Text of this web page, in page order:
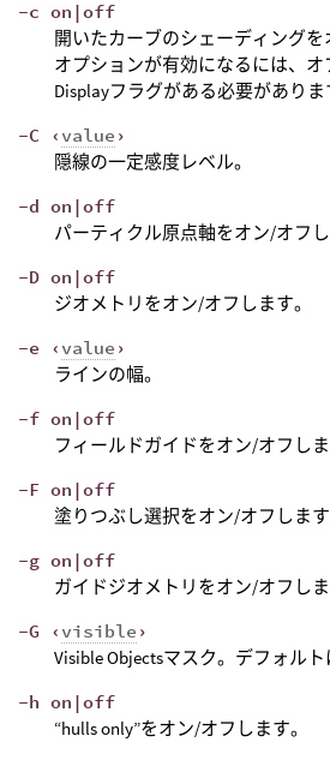
-c on|off
開いたカーブのシェーディング
オプションが有効になるには、
Displayフラグがある必要がありま
-C ‹value ›
隠線の一定感度レベル。
-d on|off
パーティクル原点軸をオン/オフし
-D on|off
ジオメトリをオン/オフします。
-e ‹value ›
ラインの幅。
-f on|off
フィールドガイドをオン/オフしま
-F on|off
塗りつぶし選択をオン/オフします
-g on|off
ガイドジオメトリをオン/オフしま
-G ‹visible ›
Visible Objectsマスク。デフォルト
-h on|off
“hulls only”をオン/オフします。